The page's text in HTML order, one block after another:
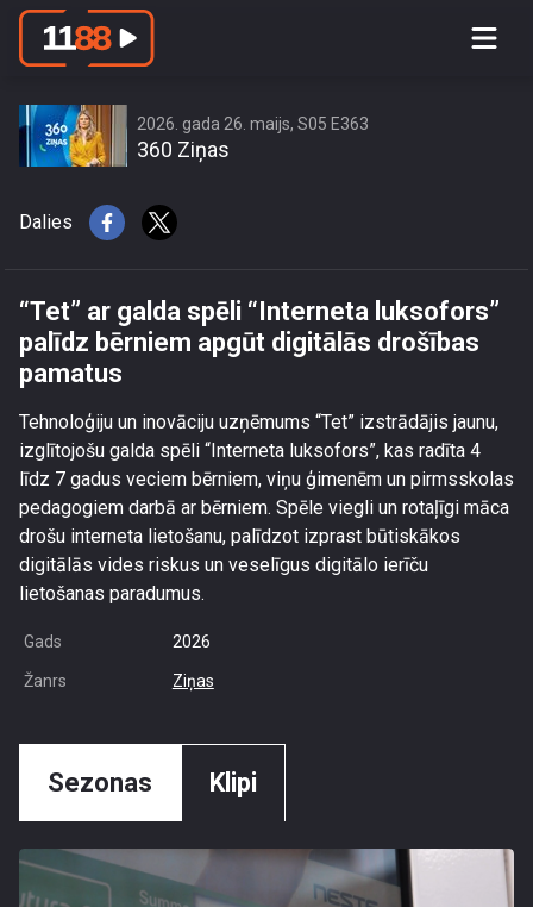
“Tet” ar galda spēli “Interneta
2026. gada 26. maijs, S05 E363
360 Ziņas
Dalies
“Tet” ar galda spēli “Interneta luksofors”
palīdz bērniem apgūt digitālās drošības
pamatus
Tehnoloģiju un inovāciju uzņēmums “Tet” izstrādājis jaunu,
izglītojošu galda spēli “Interneta luksofors”, kas radīta 4
līdz 7 gadus veciem bērniem, viņu ģimenēm un pirmsskolas
pedagogiem darbā ar bērniem. Spēle viegli un rotaļīgi māca
drošu interneta lietošanu, palīdzot izprast būtiskākos
digitālās vides riskus un veselīgus digitālo ierīču
lietošanas paradumus.
Gads 2026
Žanrs Ziņas
Sezonas Klipi